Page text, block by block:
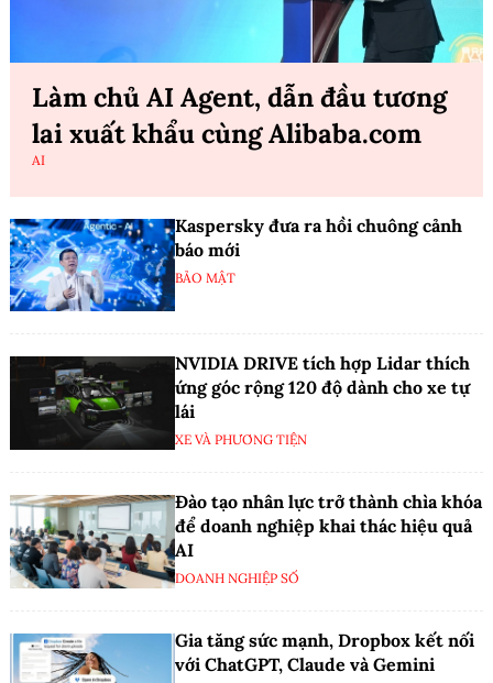
Làm chủ AI Agent, dẫn đầu tương
lai xuất khẩu cùng Alibaba.com
AI
Kaspersky đưa ra hồi chuông cảnh
báo mới
BẢO MẬT
NVIDIA DRIVE tích hợp Lidar thích
ứng góc rộng 120 độ dành cho xe tự
lái
XE VÀ PHƯƠNG TIỆN
Đào tạo nhân lực trở thành chìa khóa
để doanh nghiệp khai thác hiệu quả
AI
DOANH NGHIỆP SỐ
Gia tăng sức mạnh, Dropbox kết nối
với ChatGPT, Claude và Gemini